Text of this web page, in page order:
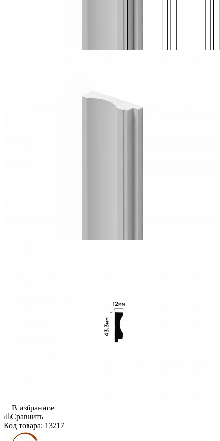
В избранное
Сравнить
Код товара: 13217